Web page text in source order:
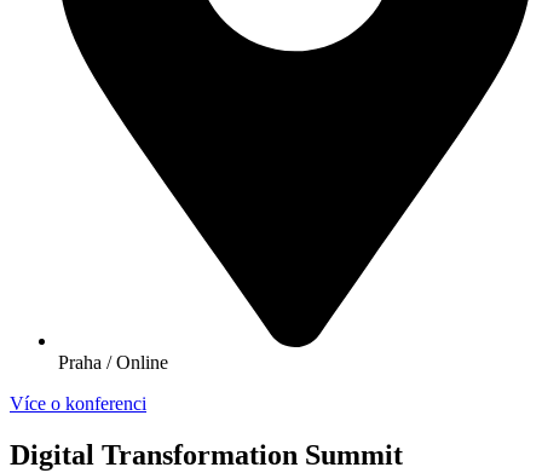
Praha / Online
Více o konferenci
Digital Transformation Summit